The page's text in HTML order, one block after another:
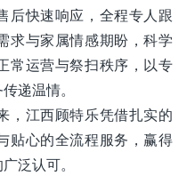
后快速响应，全程专人跟
求与家属情感期盼，科学
常运营与祭扫秩序，以专
递温情。
，江西顾特乐凭借扎实的
贴心的全流程服务，赢得
泛认可。